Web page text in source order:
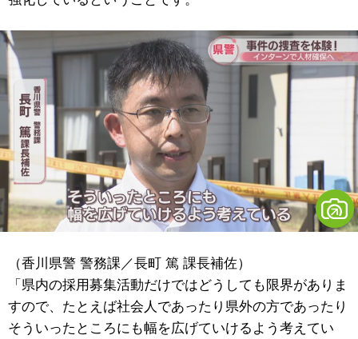
（香川県警 警務課／長町 篤 課長補佐）
「県内の採用募集活動だけではどうしても限界がありま
すので、たとえば社会人であったり県外の方であったり
そういったところにも幅を広げていけるよう考えてい